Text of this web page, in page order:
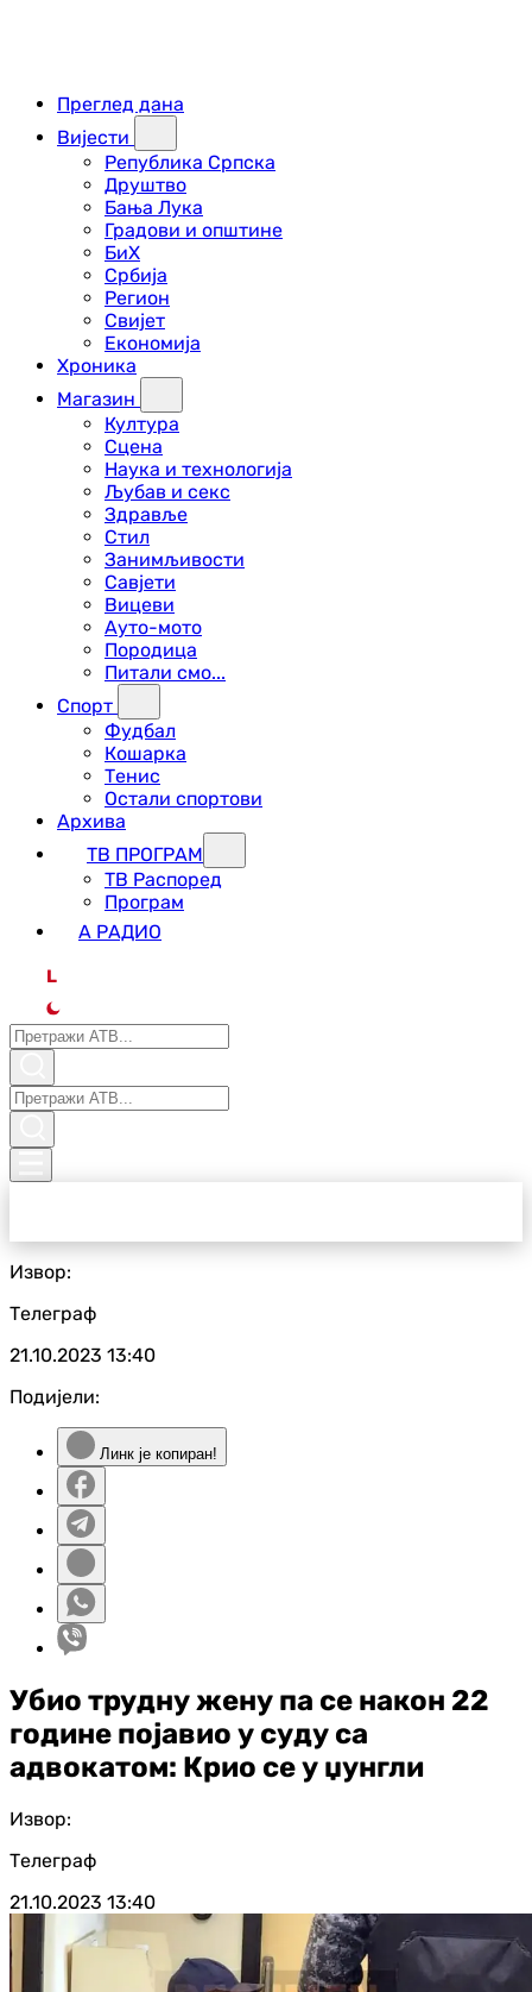
Преглед дана
Вијести
Република Српска
Друштво
Бања Лука
Градови и општине
БиХ
Србија
Регион
Свијет
Економија
Хроника
Магазин
Култура
Сцена
Наука и технологија
Љубав и секс
Здравље
Стил
Занимљивости
Савјети
Вицеви
Ауто-мото
Породица
Питали смо...
Спорт
Фудбал
Кошарка
Тенис
Остали спортови
Архива
ТВ ПРОГРАМ
ТВ Распоред
Програм
А РАДИО
L
Извор:
Телеграф
21.10.2023 13:40
Подијели:
Линк је копиран!
Убио трудну жену па се након 22
године појавио у суду са
адвокатом: Крио се у џунгли
Извор:
Телеграф
21.10.2023 13:40